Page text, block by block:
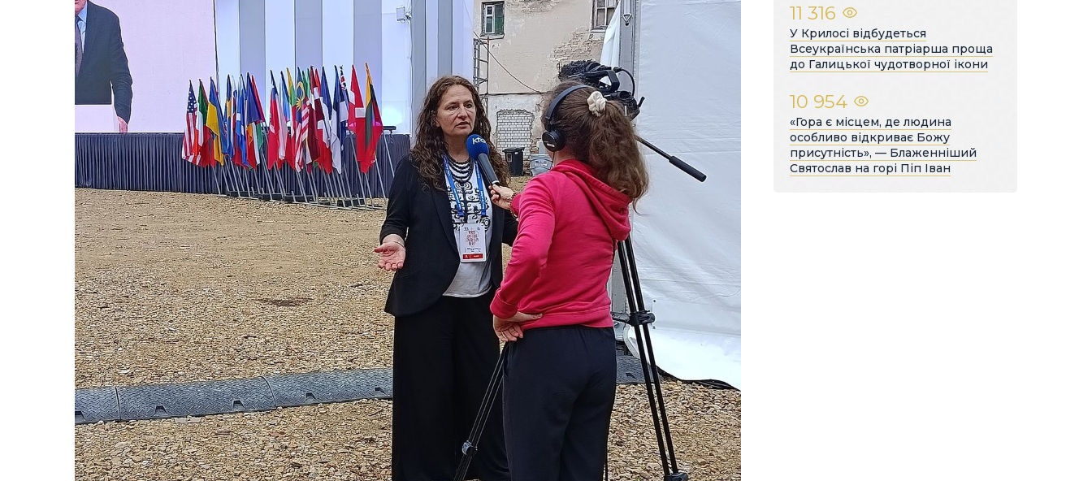
11 316
У Крилосі відбудеться
Всеукраїнська патріарша проща
до Галицької чудотворної ікони
10 954
«Гора є місцем, де людина
особливо відкриває Божу
присутність», — Блаженніший
Святослав на горі Піп Іван